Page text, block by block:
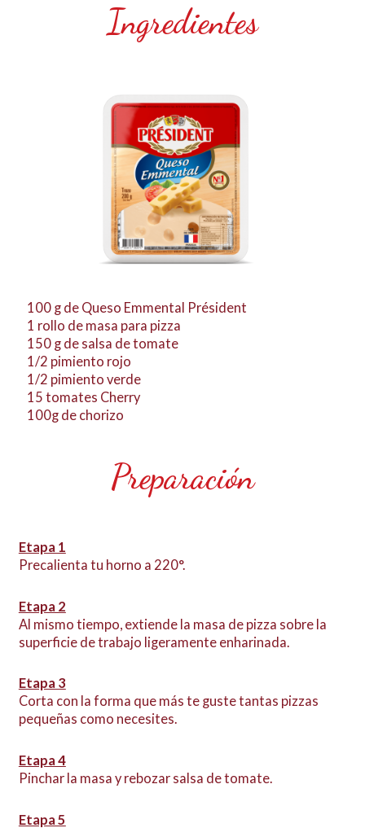
Ingredientes
100 g de Queso Emmental Président
1 rollo de masa para pizza
150 g de salsa de tomate
1/2 pimiento rojo
1/2 pimiento verde
15 tomates Cherry
100g de chorizo
Preparación
Etapa 1
Precalienta tu horno a 220°.
Etapa 2
Al mismo tiempo, extiende la masa de pizza sobre la
superficie de trabajo ligeramente enharinada.
Etapa 3
Corta con la forma que más te guste tantas pizzas
pequeñas como necesites.
Etapa 4
Pinchar la masa y rebozar salsa de tomate.
Etapa 5